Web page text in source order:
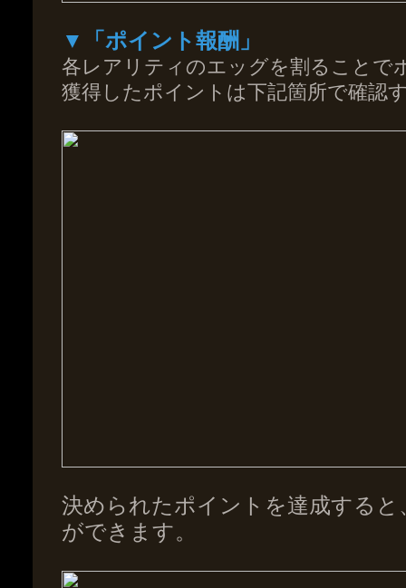
▼「ポイント報酬」
各レアリティのエッグを割ることで
獲得したポイントは下記箇所で確認
決められたポイントを達成する
ができます。